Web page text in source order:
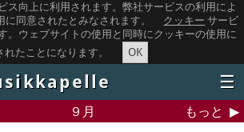
ス向上に利用されます。弊社サービスの利用によ
に同意されたとみなされます。
クッキー サービ
。ウェブサイトの使用と同時にクッキーの使用に
れたことになります。
OK
☰
９月 もっと